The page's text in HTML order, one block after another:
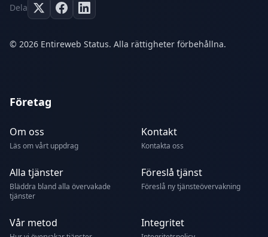
Dela
© 2026 Entireweb Status. Alla rättigheter förbehållna.
Företag
Om oss
Läs om vårt uppdrag
Kontakt
Kontakta oss
Alla tjänster
Bläddra bland alla övervakade
tjänster
Föreslå tjänst
Föreslå ny tjänsteövervakning
Vår metod Integritet